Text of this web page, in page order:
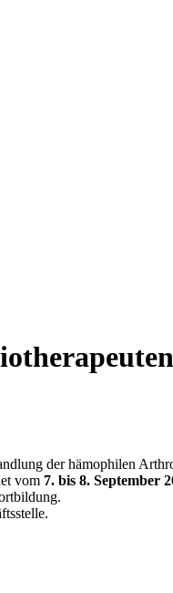
der hämophilen
vom 7. bis 8. September